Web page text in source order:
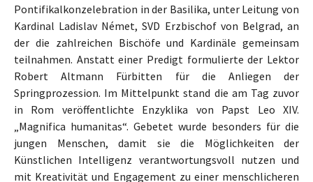
Pontifikalkonzelebration in der Basilika, unter Leitung von
Kardinal Ladislav Német, SVD Erzbischof von Belgrad, an
der die zahlreichen Bischöfe und Kardinäle gemeinsam
teilnahmen. Anstatt einer Predigt formulierte der Lektor
Robert Altmann Fürbitten für die Anliegen der
Springprozession. Im Mittelpunkt stand die am Tag zuvor
in Rom veröffentlichte Enzyklika von Papst Leo XIV.
„Magnifica humanitas“. Gebetet wurde besonders für die
jungen Menschen, damit sie die Möglichkeiten der
Künstlichen Intelligenz verantwortungsvoll nutzen und
mit Kreativität und Engagement zu einer menschlicheren